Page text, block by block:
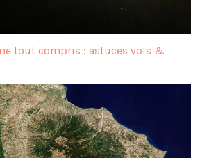
tout compris : astuces vols &